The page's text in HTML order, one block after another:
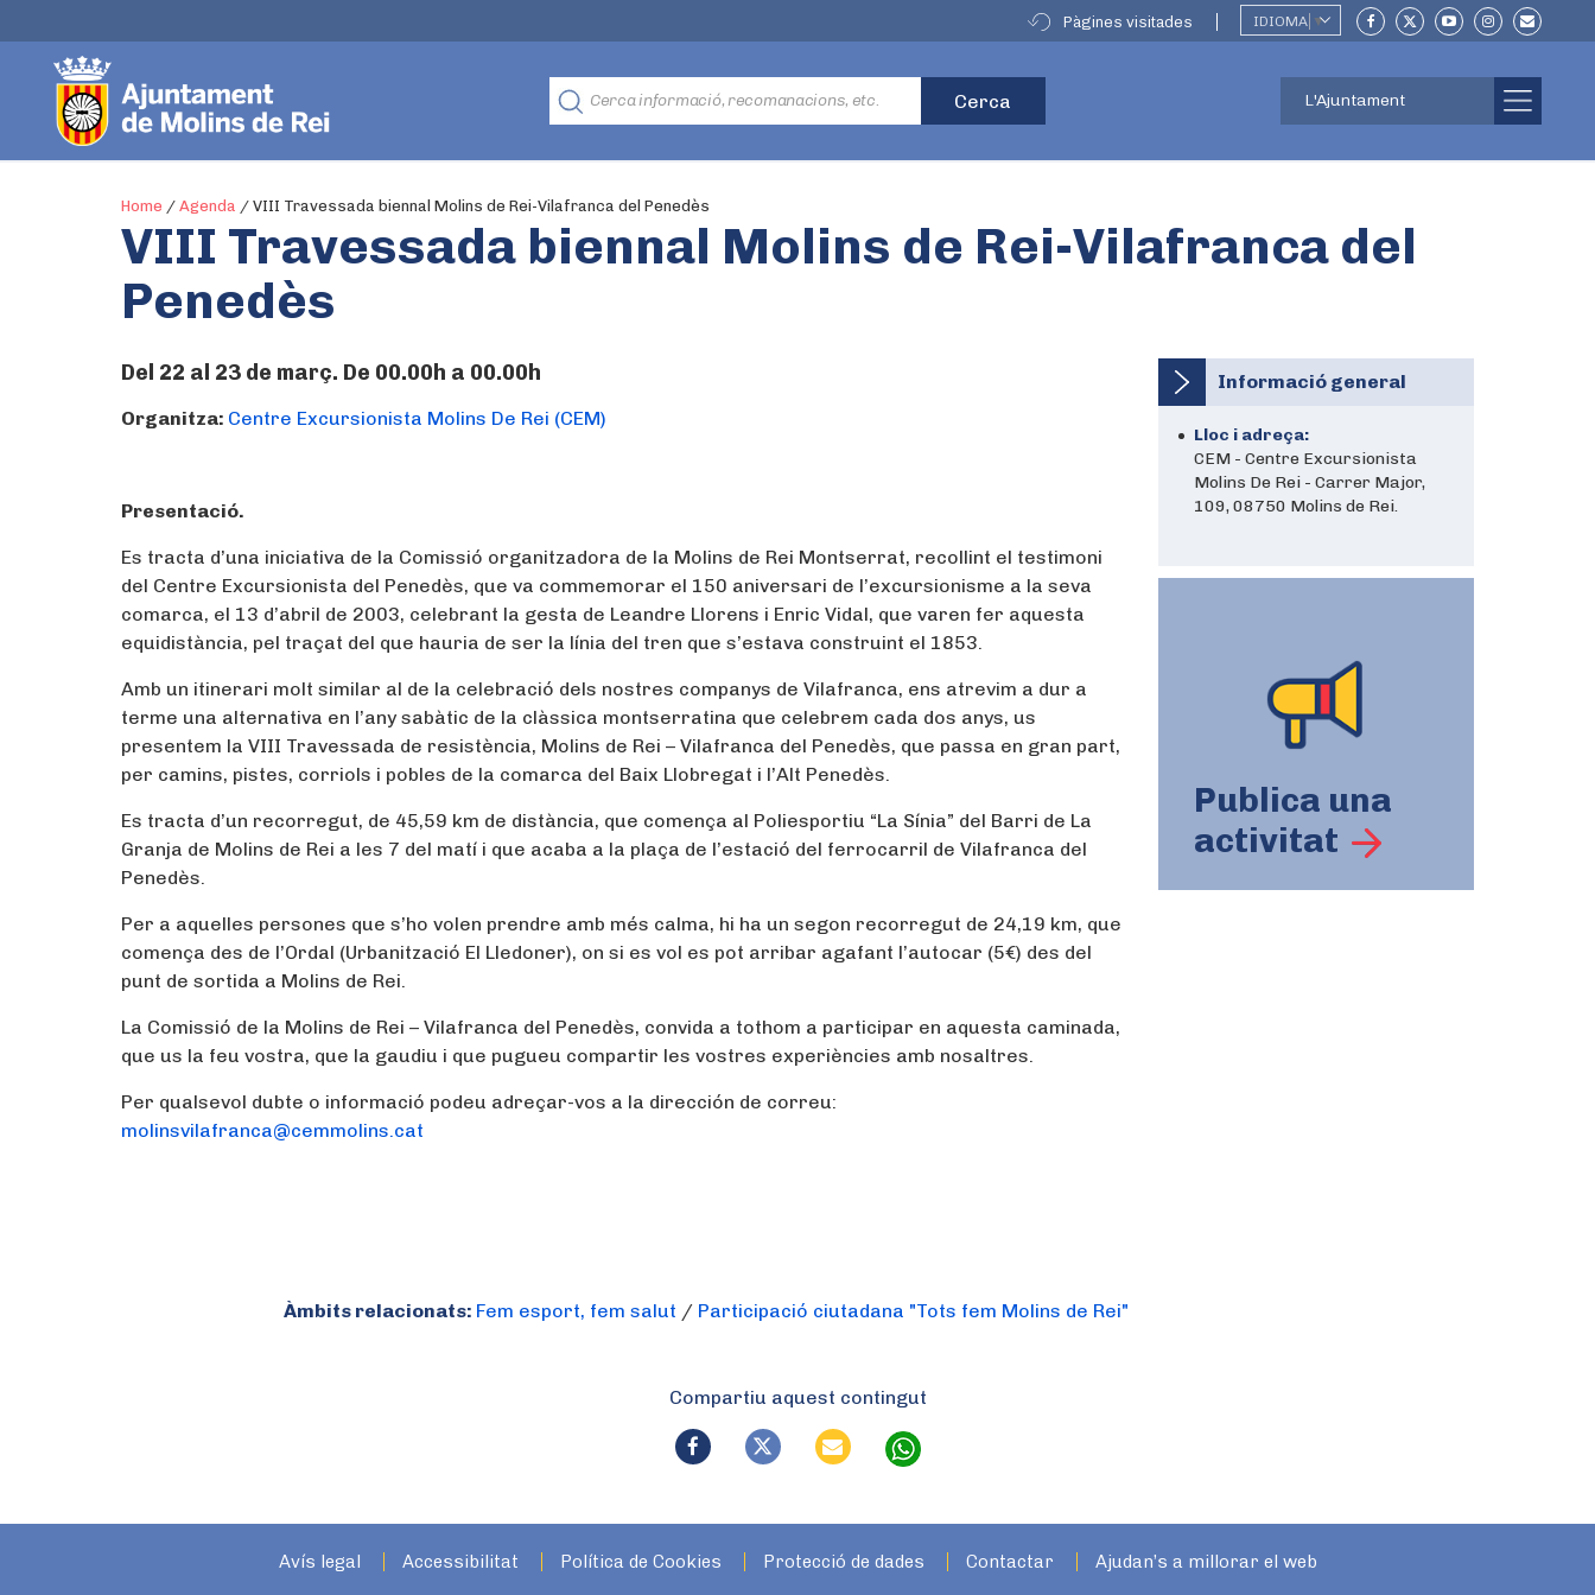
Pàgines visitades IDIOMA ▼
L'Ajuntament
Home / Agenda / VIII Travessada biennal Molins de Rei-Vilafranca del Penedès
VIII Travessada biennal Molins de Rei-Vilafranca del
Penedès
Del 22 al 23 de març. De 00.00h a 00.00h
Organitza: Centre Excursionista Molins De Rei (CEM)
Presentació.
Es tracta d’una iniciativa de la Comissió organitzadora de la Molins de Rei Montserrat, recollint el testimoni
del Centre Excursionista del Penedès, que va commemorar el 150 aniversari de l’excursionisme a la seva
comarca, el 13 d’abril de 2003, celebrant la gesta de Leandre Llorens i Enric Vidal, que varen fer aquesta
equidistància, pel traçat del que hauria de ser la línia del tren que s’estava construint el 1853.
Amb un itinerari molt similar al de la celebració dels nostres companys de Vilafranca, ens atrevim a dur a
terme una alternativa en l’any sabàtic de la clàssica montserratina que celebrem cada dos anys, us
presentem la VIII Travessada de resistència, Molins de Rei – Vilafranca del Penedès, que passa en gran part,
per camins, pistes, corriols i pobles de la comarca del Baix Llobregat i l’Alt Penedès.
Es tracta d’un recorregut, de 45,59 km de distància, que comença al Poliesportiu “La Sínia” del Barri de La
Granja de Molins de Rei a les 7 del matí i que acaba a la plaça de l’estació del ferrocarril de Vilafranca del
Penedès.
Per a aquelles persones que s’ho volen prendre amb més calma, hi ha un segon recorregut de 24,19 km, que
comença des de l’Ordal (Urbanització El Lledoner), on si es vol es pot arribar agafant l’autocar (5€) des del
punt de sortida a Molins de Rei.
La Comissió de la Molins de Rei – Vilafranca del Penedès, convida a tothom a participar en aquesta caminada,
que us la feu vostra, que la gaudiu i que pugueu compartir les vostres experiències amb nosaltres.
Per qualsevol dubte o informació podeu adreçar-vos a la dirección de correu:
molinsvilafranca@cemmolins.cat
Àmbits relacionats: Fem esport, fem salut / Participació ciutadana "Tots fem Molins de Rei"
Informació general
Lloc i adreça:
CEM - Centre Excursionista
Molins De Rei - Carrer Major,
109, 08750 Molins de Rei.
Publica una
activitat
Compartiu aquest contingut
Avís legal Accessibilitat Política de Cookies Protecció de dades Contactar Ajudan’s a millorar el web